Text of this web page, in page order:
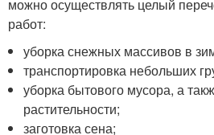
можно осуществлять целый
работ:
уборка снежных массивов в
транспортировка небольших
уборка бытового мусора, а
растительности;
заготовка сена;